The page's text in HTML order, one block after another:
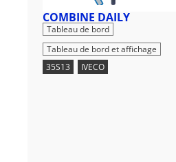
COMBINE DAILY
Tableau de bord
Tableau de bord et affichage
35S13
IVECO